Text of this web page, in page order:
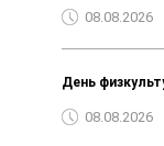
08.08.2026
День
08.08.2026